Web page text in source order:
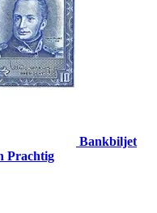
Bankbiljet
Prachtig